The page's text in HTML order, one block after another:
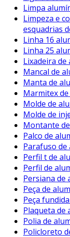
excesso de
Aplicação
superfície.
Tempo de
acordo com
(geralmente
Remoção de
água limpa
absorbente.
Secagem:
limpo.
Essas etapas
limpeza
do alumínio.
Conclusão
Limpa
Limpeza e
esquadrias
Linha 16
Linha 25
Lixadeira de
Mancal de
Manta de
Marmitex
Molde de
Molde de
Montante
Palco de
Parafuso de
Perfil t de
Perfil de
Persiana de
Peça de
Peça
Plaqueta de
Polia de
Policloreto